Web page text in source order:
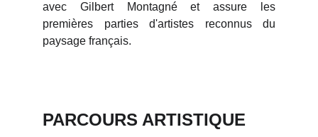
avec Gilbert Montagné et assure les
premières parties d'artistes reconnus du
paysage français.
PARCOURS ARTISTIQUE